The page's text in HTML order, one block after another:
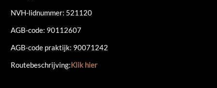
NVH-lidnummer: 521120
AGB-code: 90112607
AGB-code praktijk: 90071242
Routebeschrijving:Klik hier